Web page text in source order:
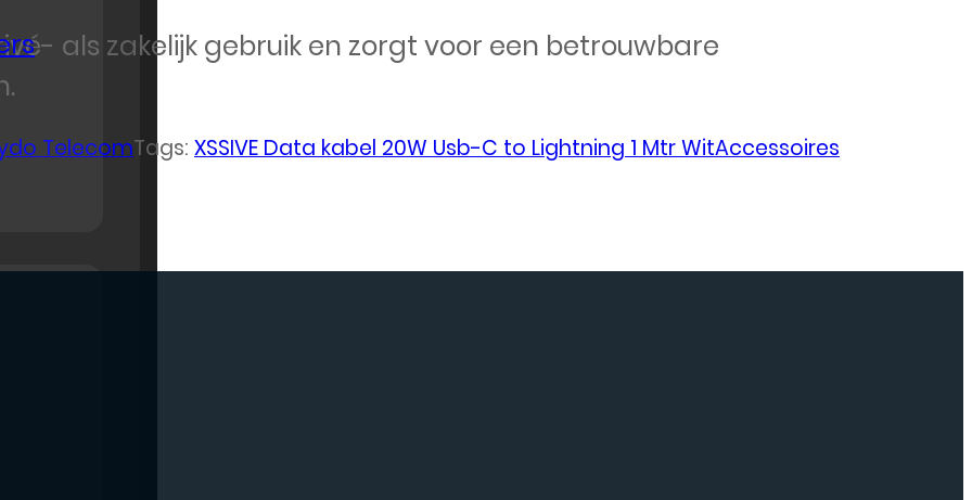
als zakelijk gebruik en zorgt voor een betrouwbare
TelecomTags: XSSIVE Data kabel 20W Usb-C to Lightning 1 Mtr WitAccessoires